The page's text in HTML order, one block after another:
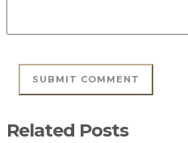
Related Posts